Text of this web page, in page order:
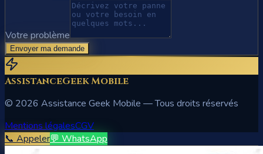
Votre problème
Envoyer ma demande
AssistanceGeek Mobile
© 2026 Assistance Geek Mobile — Tous droits réservés
Mentions légalesCGV
📞 Appeler💬 WhatsApp